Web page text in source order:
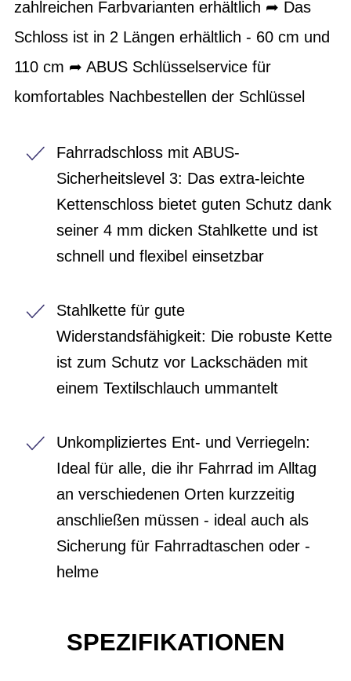
zahlreichen Farbvarianten erhältlich ➦ Das
Schloss ist in 2 Längen erhältlich - 60 cm und
110 cm ➦ ABUS Schlüsselservice für
komfortables Nachbestellen der Schlüssel
Fahrradschloss mit ABUS-
Sicherheitslevel 3: Das extra-leichte
Kettenschloss bietet guten Schutz dank
seiner 4 mm dicken Stahlkette und ist
schnell und flexibel einsetzbar
Stahlkette für gute
Widerstandsfähigkeit: Die robuste Kette
ist zum Schutz vor Lackschäden mit
einem Textilschlauch ummantelt
Unkompliziertes Ent- und Verriegeln:
Ideal für alle, die ihr Fahrrad im Alltag
an verschiedenen Orten kurzzeitig
anschließen müssen - ideal auch als
Sicherung für Fahrradtaschen oder -
helme
SPEZIFIKATIONEN